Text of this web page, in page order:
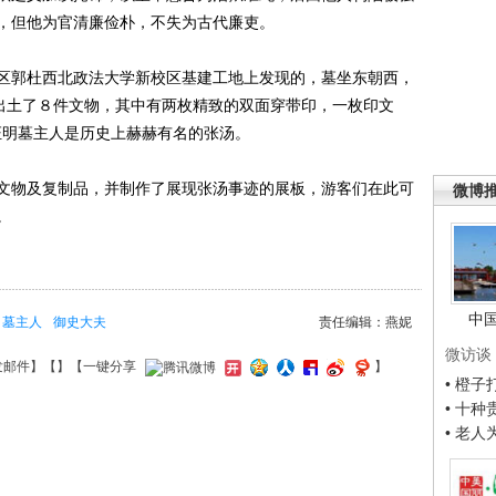
微博
中
微访谈
• 橙子
• 十种
• 老人
他为官清廉俭朴，不失为古代廉吏。
西北政法大学新校区基建工地上发现的，墓坐东朝西，
了８件文物，其中有两枚精致的双面穿带印，一枚印文
墓主人是历史上赫赫有名的张汤。
复制品，并制作了展现张汤事迹的展板，游客们在此可
责任编辑：燕妮
墓主人 御史大夫
邮件】【 】 【一键分享 】